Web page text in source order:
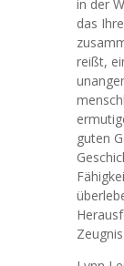
in der
das
reißt,
guten